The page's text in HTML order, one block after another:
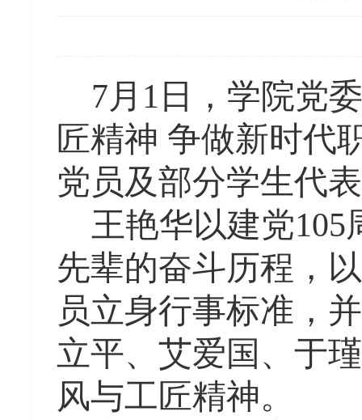
7月 1 日，学院党
匠精神 争做新时代
党员及部分学生代
王艳华以建党105
先辈的奋斗历程，
员立身行事标准，
立平、艾爱国、于
风与工匠精神。